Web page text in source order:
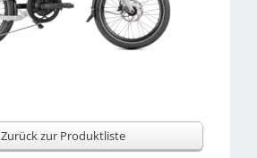
Zurück zur Produktliste